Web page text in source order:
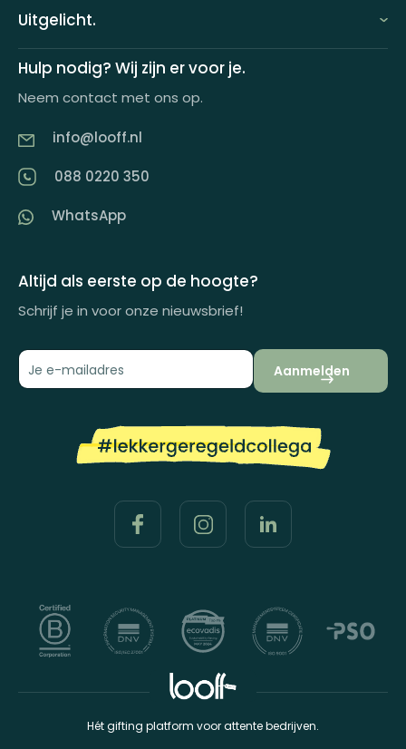
FAQ
Demo aanvragen
Impactrapport
Uitgelicht.
Keuzecadeauconcepten
Looff keuzecadeaukaart
Producten in huisstijl
Hulp nodig? Wij zijn er voor je.
Neem contact met ons op.
info@looff.nl
088 0220 350
WhatsApp
Altijd als eerste op de hoogte?
Schrijf je in voor onze nieuwsbrief!
Aanmelden
Hét gifting platform voor attente bedrijven.